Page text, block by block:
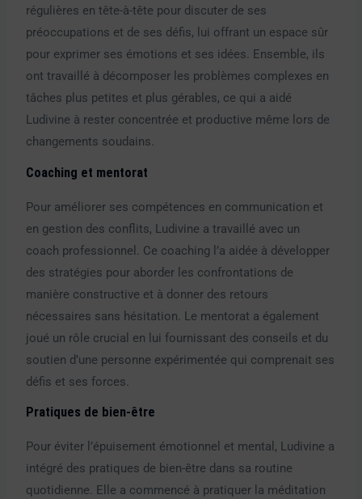
régulières en tête-à-tête pour discuter de ses
préoccupations et de ses défis, lui offrant un espace sûr
pour exprimer ses émotions et ses idées. Ensemble, ils
ont travaillé à décomposer les problèmes complexes en
tâches plus petites et plus gérables, ce qui a aidé
Ludivine à rester concentrée et productive même lors de
changements soudains.
Coaching et mentorat
Pour améliorer ses compétences en communication et
en gestion des conflits, Ludivine a travaillé avec un
coach professionnel. Ce coaching l’a aidée à développer
des stratégies pour aborder les confrontations de
manière constructive et à donner des retours
nécessaires sans hésitation. Le mentorat a également
joué un rôle crucial en lui fournissant des conseils et du
soutien d’une personne expérimentée qui comprenait ses
défis et ses forces.
Pratiques de bien-être
Pour éviter l’épuisement émotionnel et mental, Ludivine a
intégré des pratiques de bien-être dans sa routine
quotidienne. Elle a commencé à pratiquer la méditation